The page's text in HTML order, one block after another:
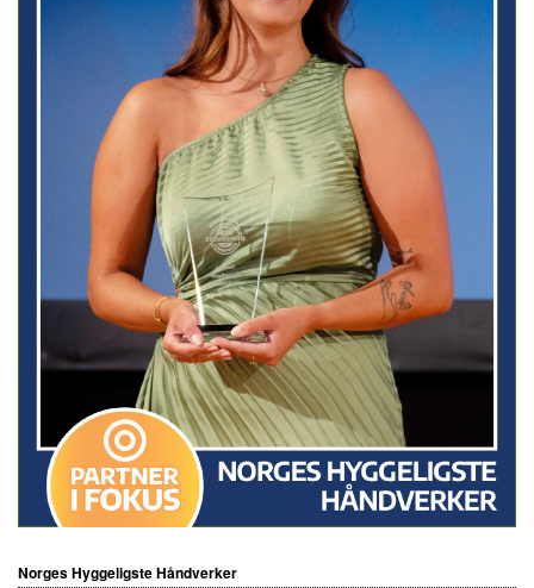
Norges Hyggeligste Håndverker